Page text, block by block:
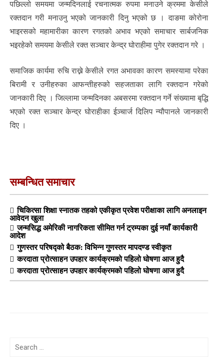
पछिल्लो समयमा जन्मदिनलाई रचनात्मक रुपमा मनाउने क्रममा केसीले
रक्तदान गरी मनाउनु भएको जानकारी दिनु भएको छ । दाङमा कोरोना
भाइरसको महामारीका कारण रगतको अभाव भएको समाचार सार्बजनिक
भइरहेको समयमा केसीले रक्त सञ्चार केन्द्र घोराहीमा पुगेर रक्तदान गरे ।
समाजिक कार्यमा रुचि राख्ने केसीले रगत अभावका कारण समस्यामा परेका
बिरामी र उनीहरुका आफन्तीहरुको सहजताका लागि रक्तदान गरेको
जानकारी दिए । जिल्लामा जन्मदिनका अबसरमा रक्तदान गर्ने संख्यामा बृद्धि
भएको रक्त सञ्चार केन्द्र घोराहीका ईञ्चार्ज दिलिप न्यौपानले जानकारी
दिए ।
सम्बन्धित समाचार
चिकित्सा शिक्षा स्नातक तहको एकीकृत प्रवेश परीक्षाका लागि अनलाइन
आवेदन खुला
जन्मसिद्ध अमेरिकी नागरिकता सीमित गर्न ट्रम्पका दुई नयाँ कार्यकारी
आदेश
गुणस्तर परिषद्को बैठक: विभिन्न गुणस्तर मापदण्ड स्वीकृत
करदाता प्रोत्साहन उपहार कार्यक्रमको पहिलो घोषणा आज हुदै
करदाता प्रोत्साहन उपहार कार्यक्रमको पहिलो घोषणा आज हुदै
Search